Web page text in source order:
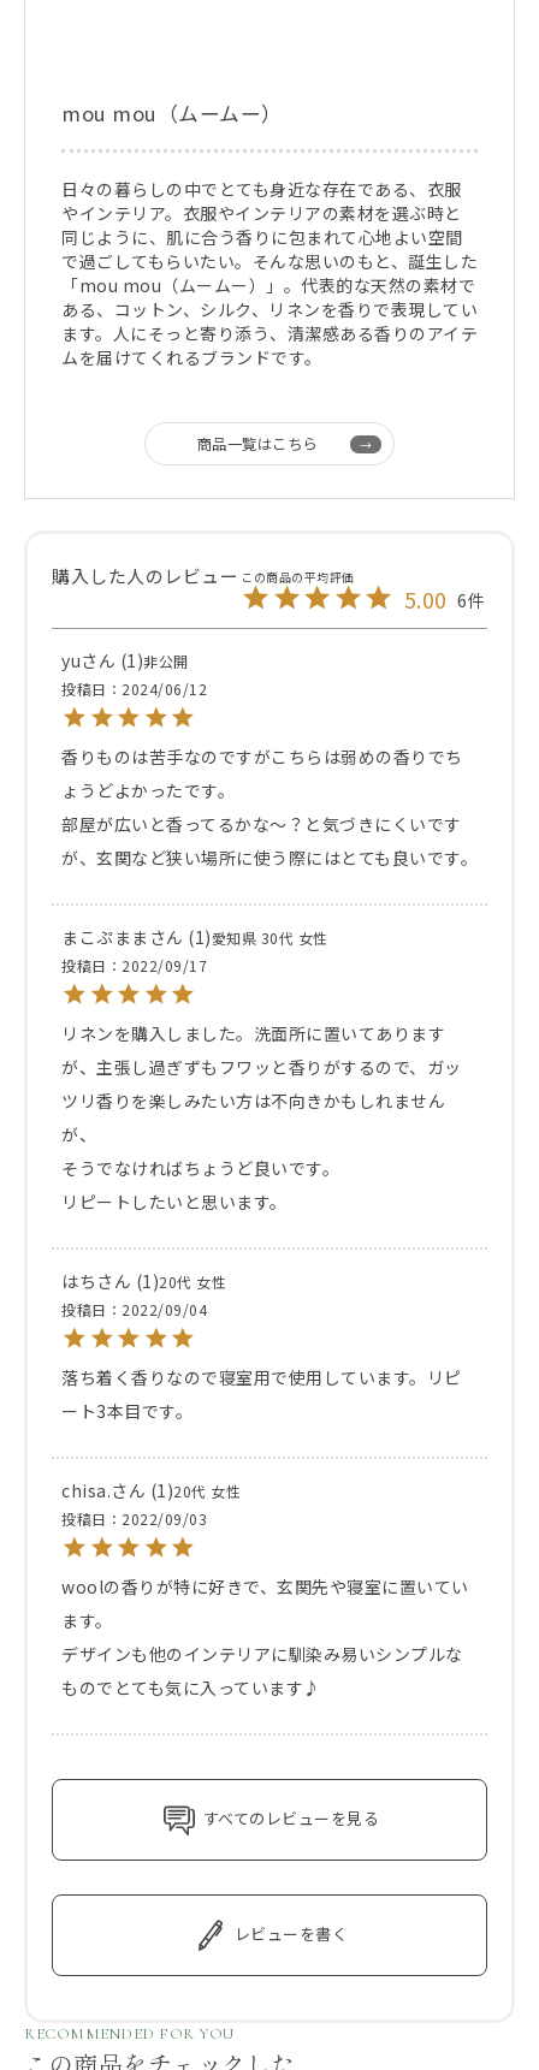
mou mou（ムームー）
日々の暮らしの中でとても身近な存在である、衣服
やインテリア。衣服やインテリアの素材を選ぶ時と
同じように、肌に合う香りに包まれて心地よい空間
で過ごしてもらいたい。そんな思いのもと、誕生した
「mou mou（ムームー）」。代表的な天然の素材で
ある、コットン、シルク、リネンを香りで表現してい
ます。人にそっと寄り添う、清潔感ある香りのアイテ
ムを届けてくれるブランドです。
商品一覧はこちら
5.00 6
yu 1 非公開
投稿日
2024/06/12
香りものは苦手なのですがこちらは弱めの香りでち
ょうどよかったです。
部屋が広いと香ってるかな～？と気づきにくいです
が、玄関など狭い場所に使う際にはとても良いです。
まこぷまま 1 愛知県 30代 女性
投稿日
2022/09/17
リネンを購入しました。洗面所に置いてあります
が、主張し過ぎずもフワッと香りがするので、ガッ
ツリ香りを楽しみたい方は不向きかもしれません
が、
そうでなければちょうど良いです。
リピートしたいと思います。
はち 1 20代 女性
投稿日
2022/09/04
落ち着く香りなので寝室用で使用しています。リピ
ート3本目です。
chisa. 1 20代 女性
投稿日
2022/09/03
woolの香りが特に好きで、玄関先や寝室に置いてい
ます。
デザインも他のインテリアに馴染み易いシンプルな
ものでとても気に入っています♪
すべてのレビューを見る
レビューを書く
RECOMMENDED FOR YOU